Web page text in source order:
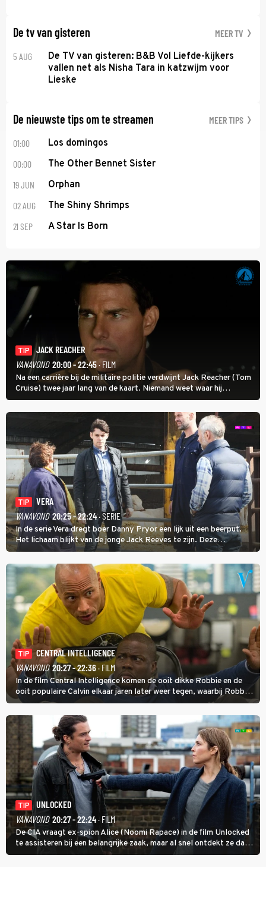
De tv van gisteren MEER TV
5 AUG
De TV van gisteren: B&B Vol Liefde-kijkers
vallen net als Nisha Tara in katzwijm voor
Lieske
De nieuwste tips om te streamen MEER TIPS
01:00 Los domingos
00:00 The Other Bennet Sister
19 JUN Orphan
02 AUG The Shiny Shrimps
21 SEP A Star Is Born
TIP
JACK REACHER
VANAVOND 20:00 - 22:45· FILM
Na een carrière bij de militaire politie verdwijnt Jack Reacher (Tom
Cruise) twee jaar lang van de kaart. Niemand weet waar hij
uithangt, totdat moordverdachte James Barr naar hem vraagt.
TIP
VERA
VANAVOND 20:25 - 22:24· SERIE
In de serie Vera dregt boer Danny Pryor een lijk uit een beerput.
Het lichaam blijkt van de jonge Jack Reeves te zijn. Deze
homoseksuele woonwagenbewoner had gebroken met zijn familie
en verliet het kamp met slaande ruzie.
TIP
CENTRAL INTELLIGENCE
VANAVOND 20:27 - 22:36· FILM
In de film Central Intelligence komen de ooit dikke Robbie en de
ooit populaire Calvin elkaar jaren later weer tegen, waarbij Robbie,
inmiddels supergespierd en werkzaam voor de CIA, Calvins hulp
goed kan gebruiken.
TIP
UNLOCKED
VANAVOND 20:27 - 22:24· FILM
De CIA vraagt ex-spion Alice (Noomi Rapace) in de film Unlocked
te assisteren bij een belangrijke zaak, maar al snel ontdekt ze dat
degene die haar aanstelde kwade bedoelingen heeft.